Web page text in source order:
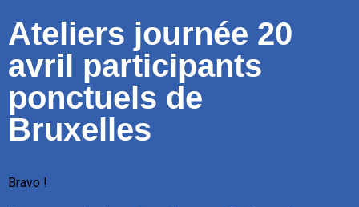
Ateliers journée 20
avril participants
ponctuels de
Bruxelles
Bravo !